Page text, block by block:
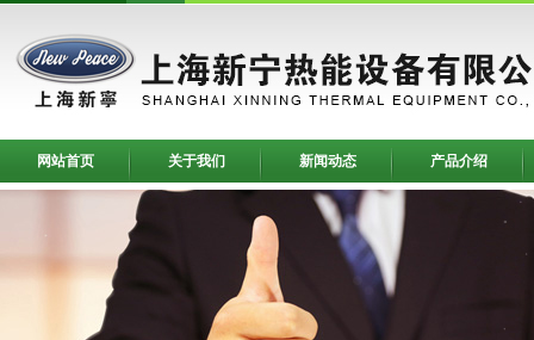
网站首页 关于我们 新闻动态 产品介绍